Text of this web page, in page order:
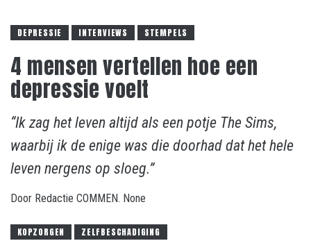
DEPRESSIE INTERVIEWS STEMPELS
4 mensen vertellen hoe een
depressie voelt
“Ik zag het leven altijd als een potje The Sims,
waarbij ik de enige was die doorhad dat het hele
leven nergens op sloeg.”
Door Redactie COMMEN. None
KOPZORGEN ZELFBESCHADIGING